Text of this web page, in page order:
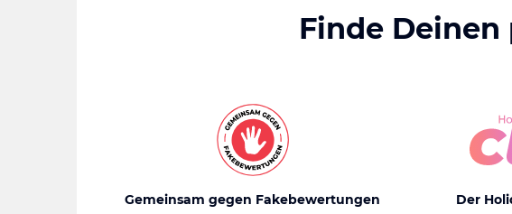
Finde
Gemeinsam gegen Fakebewertungen
Der